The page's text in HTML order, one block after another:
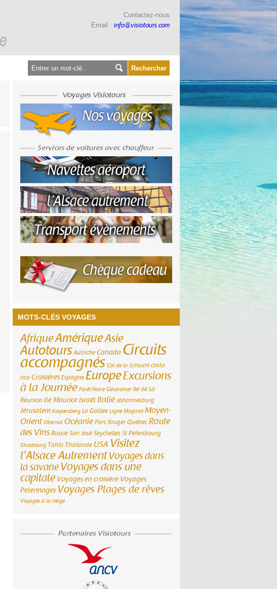
Contactez-nous
Email : info@visiotours.com
MOTS-CLÉS VOYAGES
AfriqueAmériqueAsie
Autotours Autriche Canada Circuits
accompagnés Col de la Schlucht costa
rica Croisières Espagne EuropeExcursions
à la Journée Forêt-Noire Gérardmer Ile de La
Réunion Ile MauriceIsraëlItalie Johannesburg
Jérusalem Kaysersberg La Galilée Ligne Maginot Moyen-
Orient Obernai Océanie Parc Kruger Québec Route
des Vins Russie San José Seychelles St Pétersbourg
Strasbourg Tahiti Thaïlande USA Visitez
l'Alsace AutrementVoyages dans
la savane Voyages dans une
capitale Voyages en croisière Voyages
Pelerinages Voyages Plages de rêves
Voyages à la neige